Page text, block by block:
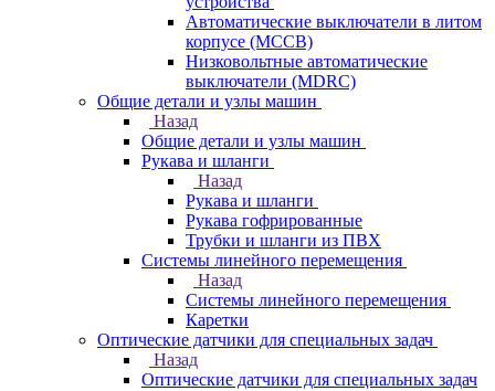
Автоматические выключатели в литом
корпусе (MCCB)
Низковольтные автоматические
выключатели (MDRC)
Общие детали и узлы машин
Назад
Общие детали и узлы машин
Рукава и шланги
Назад
Рукава и шланги
Рукава гофрированные
Трубки и шланги из ПВХ
Системы линейного перемещения
Назад
Системы линейного перемещения
Каретки
Оптические датчики для специальных задач
Назад
Оптические датчики для специальных задач